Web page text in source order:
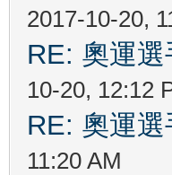
2017-10-20,
RE: 奧運
10-20, 12:12
RE: 奧運
11:20 AM